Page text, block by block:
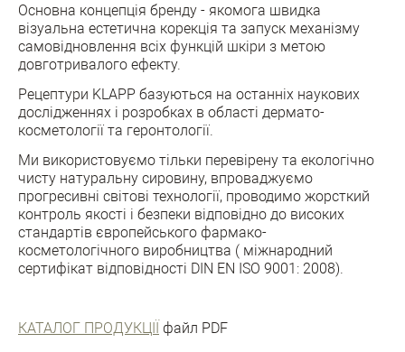
Основна концепція бренду - якомога швидка
візуальна естетична корекція та запуск механізму
самовідновлення всіх функцій шкіри з метою
довготривалого ефекту.
Рецептури KLAPP базуються на останніх наукових
дослідженнях і розробках в області дермато-
косметології та геронтології.
Ми використовуємо тільки перевірену та екологічно
чисту натуральну сировину, впроваджуємо
прогресивні світові технології, проводимо жорсткий
контроль якості і безпеки відповідно до високих
стандартів європейського фармако-
косметологічного виробництва ( міжнародний
сертифікат відповідності DIN EN ISO 9001: 2008).
КАТАЛОГ ПРОДУКЦІЇ файл PDF